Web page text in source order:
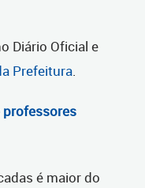
Diário Oficial e
Prefeitura.
professores
é maior do